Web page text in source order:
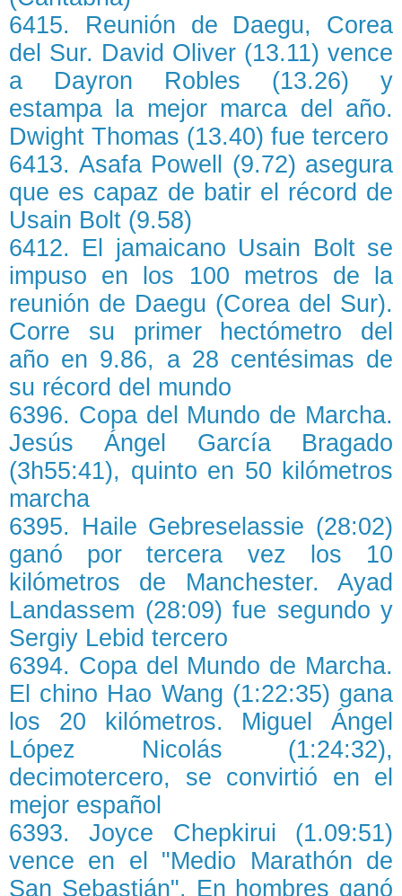
6415. Reunión de Daegu, Corea
del Sur. David Oliver (13.11) vence
a Dayron Robles (13.26) y
estampa la mejor marca del año.
Dwight Thomas (13.40) fue tercero
6413. Asafa Powell (9.72) asegura
que es capaz de batir el récord de
Usain Bolt (9.58)
6412. El jamaicano Usain Bolt se
impuso en los 100 metros de la
reunión de Daegu (Corea del Sur).
Corre su primer hectómetro del
año en 9.86, a 28 centésimas de
su récord del mundo
6396. Copa del Mundo de Marcha.
Jesús Ángel García Bragado
(3h55:41), quinto en 50 kilómetros
marcha
6395. Haile Gebreselassie (28:02)
ganó por tercera vez los 10
kilómetros de Manchester. Ayad
Landassem (28:09) fue segundo y
Sergiy Lebid tercero
6394. Copa del Mundo de Marcha.
El chino Hao Wang (1:22:35) gana
los 20 kilómetros. Miguel Ángel
López Nicolás (1:24:32),
decimotercero, se convirtió en el
mejor español
6393. Joyce Chepkirui (1.09:51)
vence en el "Medio Marathón de
San Sebastián". En hombres ganó